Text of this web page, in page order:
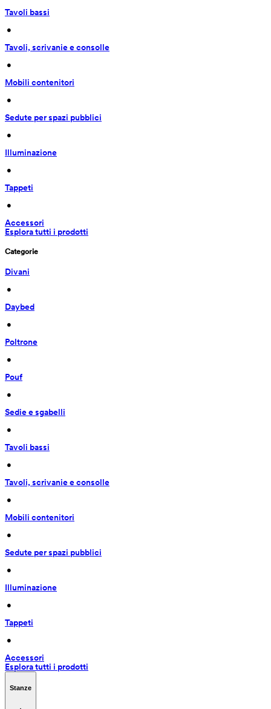
Tavoli bassi
•
Tavoli, scrivanie e consolle
•
Mobili contenitori
•
Sedute per spazi pubblici
•
Illuminazione
•
Tappeti
•
Accessori
Esplora tutti i prodotti
Categorie
Divani
•
Daybed
•
Poltrone
•
Pouf
•
Sedie e sgabelli
•
Tavoli bassi
•
Tavoli, scrivanie e consolle
•
Mobili contenitori
•
Sedute per spazi pubblici
•
Illuminazione
•
Tappeti
•
Accessori
Esplora tutti i prodotti
Stanze